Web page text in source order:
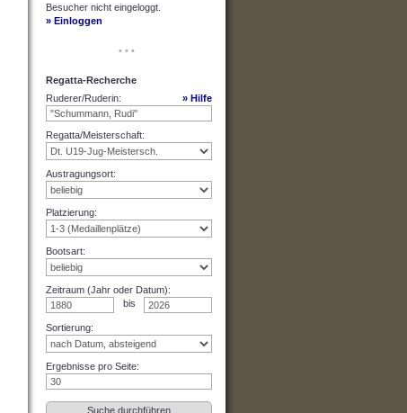
Besucher nicht eingeloggt.
» Einloggen
• • •
Regatta-Recherche
» Hilfe
Ruderer/Ruderin:
Regatta/Meisterschaft:
Austragungsort:
Platzierung:
Bootsart:
Zeitraum (Jahr oder Datum):
bis
Sortierung:
Ergebnisse pro Seite: